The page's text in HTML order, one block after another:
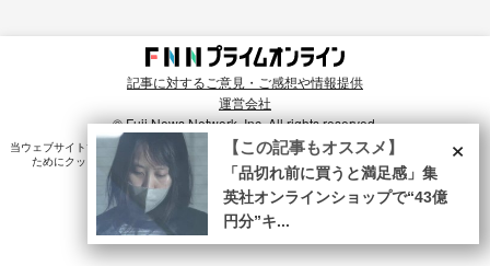
記事に対するご意見・ご感想や情報提供
運営会社
© Fuji News Network, Inc. All rights reserved.
当ウェブサイトでは、ユーザのニーズ・興味・関⼼に合致したコンテンツや広告配信を提供する
ためにクッキーを使⽤しています。詳細は、
プライバシーポリシー をご確認ください。×
【この記事もオススメ】
「品切れ前に買うと満足感」集
英社オンラインショップで“43億
円分”キ...